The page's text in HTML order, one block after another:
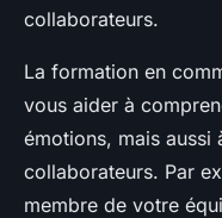
collaborateurs.
La formation en
vous aider à
émotions, mais
collaborateurs. Par
membre de votre